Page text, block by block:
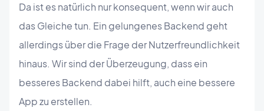
Da ist es natürlich nur konsequent, wenn wir auch
das Gleiche tun. Ein gelungenes Backend geht
allerdings über die Frage der Nutzerfreundlichkeit
hinaus. Wir sind der Überzeugung, dass ein
besseres Backend dabei hilft, auch eine bessere
App zu erstellen.